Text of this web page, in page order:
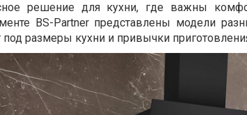
решение для кухни, где важны
BS-Partner представлены модели
под размеры кухни и привычки